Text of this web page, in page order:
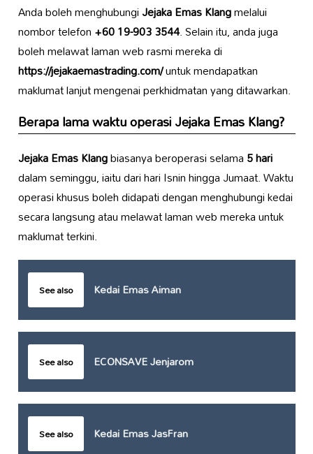
Anda boleh menghubungiJejaka Emas Klangmelalui
nombor telefon+60 19-903 3544. Selain itu, anda juga
boleh melawat laman web rasmi mereka di
https://jejakaemastrading.com/untuk mendapatkan
maklumat lanjut mengenai perkhidmatan yang ditawarkan.
Berapa lama waktu operasi Jejaka Emas Klang?
Jejaka Emas Klangbiasanya beroperasi selama5 hari
dalam seminggu, iaitu dari hari Isnin hingga Jumaat. Waktu
operasi khusus boleh didapati dengan menghubungi kedai
secara langsung atau melawat laman web mereka untuk
maklumat terkini.
See also Kedai Emas Aiman
See also ECONSAVE Jenjarom
See also Kedai Emas JasFran